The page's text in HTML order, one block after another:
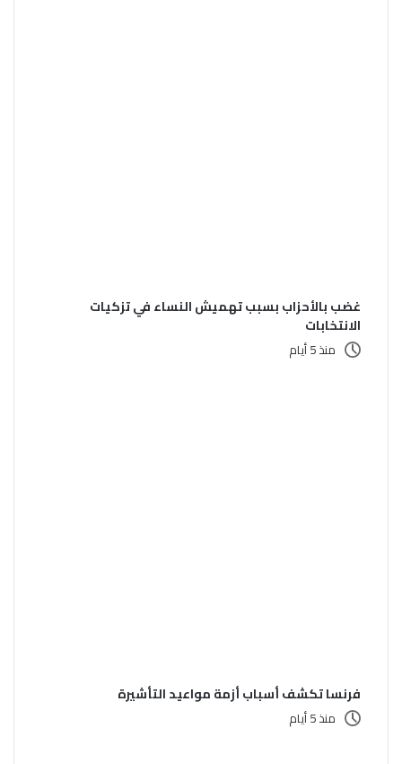
غضب بالأحزاب بسبب تهميش النساء في تزكيات
الانتخابات
منذ 5 أيام
فرنسا تكشف أسباب أزمة مواعيد التأشيرة
منذ 5 أيام